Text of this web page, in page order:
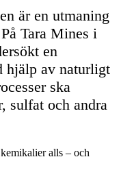
är en utmaning
Tara Mines i
en
hjälp av naturligt
ska
sulfat och andra
alls – och